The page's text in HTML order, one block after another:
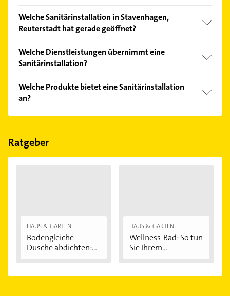
Kundenmeinungen und profitieren Sie von den
Empfehlungen. Die Suchergebnisse können Sie sich
Welche Sanitärinstallation in Stavenhagen,
Reuterstadt hat gerade geöffnet?
Bitte beachten Sie, dass diese an Sonn- und
Feiertagen abweichen können.
Welche Dienstleistungen übernimmt eine
Sanitärinstallation?
Badsanierung, Sanitär und Heizung.
Welche Produkte bietet eine Sanitärinstallation
an?
Das Angebot umfasst unter anderem Bad.
Ratgeber
HAUS & GARTEN
Bodengleiche
Dusche abdichten:...
HAUS & GARTEN
Wellness-Bad: So tun
Sie Ihrem...